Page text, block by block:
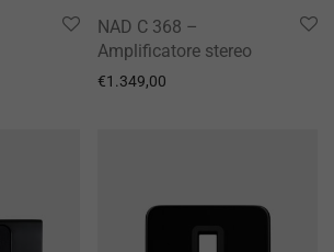
NAD C 368 –
Amplificatore stereo
€1.349,00